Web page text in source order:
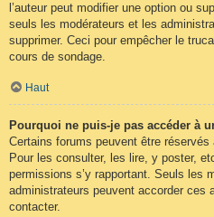
l’auteur peut modifier une option ou
seuls les modérateurs et les
supprimer. Ceci pour empêcher le
cours de sondage.
Haut
Pourquoi ne puis-je pas accéder à
Certains forums peuvent être
Pour les consulter, les lire, y poster,
permissions s’y rapportant. Seuls les
administrateurs peuvent accorder ces
contacter.